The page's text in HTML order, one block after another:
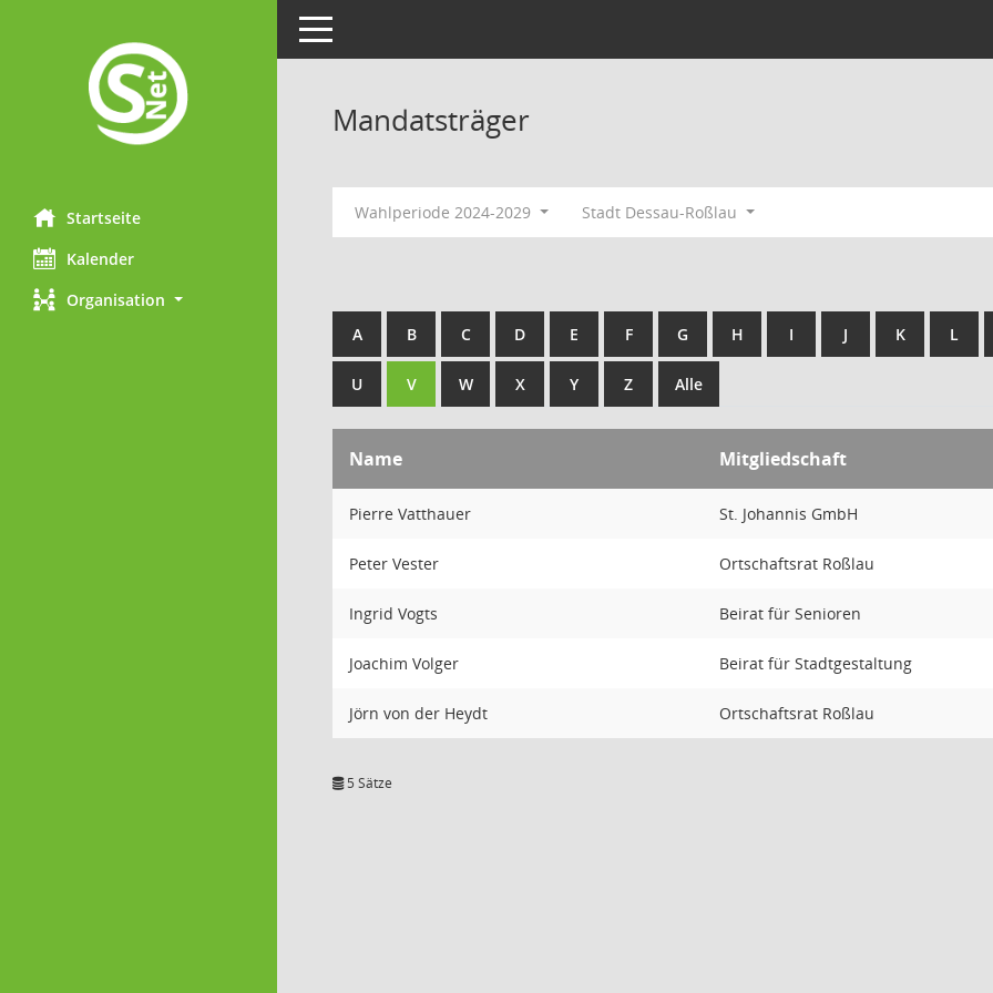
Startseite
Kalender
Organisation
Toggle navigation
Mandatsträger
Wahlperiode 2024-2029 Stadt Dessau-Roßlau
A B C D E F G H I J K L
U V W X Y Z Alle
Name Mitgliedschaft
Pierre Vatthauer St. Johannis GmbH
Peter Vester Ortschaftsrat Roßlau
Ingrid Vogts Beirat für Senioren
Joachim Volger Beirat für Stadtgestaltung
Jörn von der Heydt Ortschaftsrat Roßlau
5 Sätze